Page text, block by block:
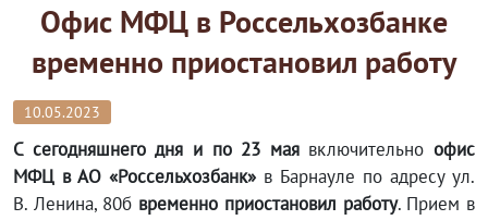
Офис МФЦ в Россельхозбанке
временно приостановил работу
10.05.2023
С сегодняшнего дня и по 23 маявключительно офис
МФЦ в АО «Россельхозбанк» в Барнауле по адресу ул.
В. Ленина, 80б временно приостановил работу. Прием в